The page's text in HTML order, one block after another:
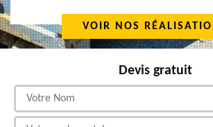
VOIR NOS
Devis gratuit